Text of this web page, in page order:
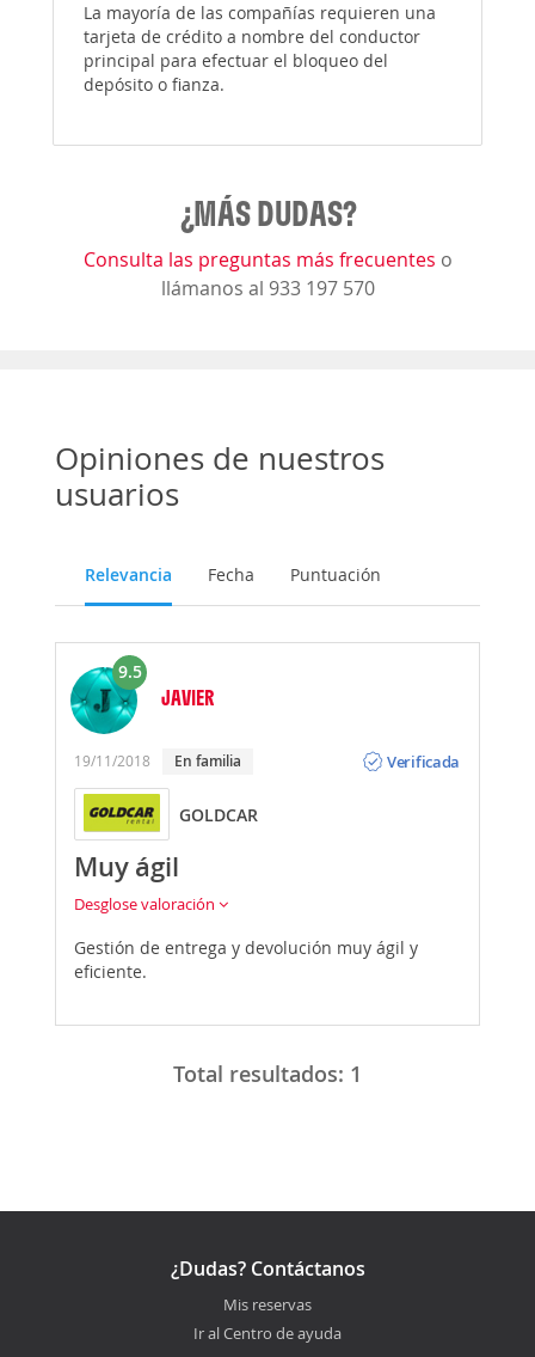
La mayoría de las compañías requieren una
tarjeta de crédito a nombre del conductor
principal para efectuar el bloqueo del
depósito o fianza.
¿MÁS DUDAS?
Consulta las preguntas más frecuentes o
llámanos al 933 197 570
Opiniones de nuestros
usuarios
Relevancia Fecha Puntuación
9.5
JAVIER
19/11/2018 en familia
Verificada
GOLDCAR
Muy ágil
Desglose valoración
Gestión de entrega y devolución muy ágil y
eficiente.
Total resultados: 1
¿Dudas? Contáctanos
Mis reservas
Ir al Centro de ayuda